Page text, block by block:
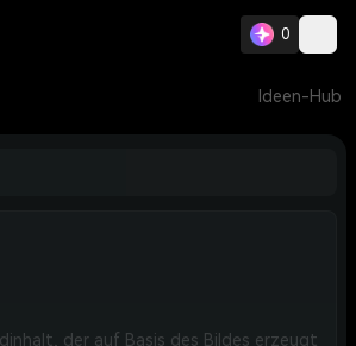
0
Ideen-Hub